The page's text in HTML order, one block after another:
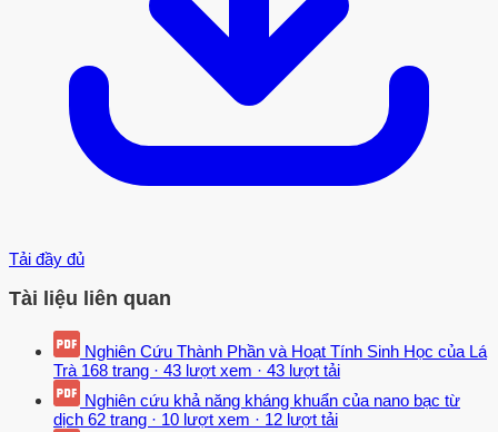
Tải đầy đủ
Tài liệu liên quan
Nghiên Cứu Thành Phần và Hoạt Tính Sinh Học của Lá
Trà 168 trang · 43 lượt xem · 43 lượt tải
Nghiên cứu khả năng kháng khuẩn của nano bạc từ
dịch 62 trang · 10 lượt xem · 12 lượt tải